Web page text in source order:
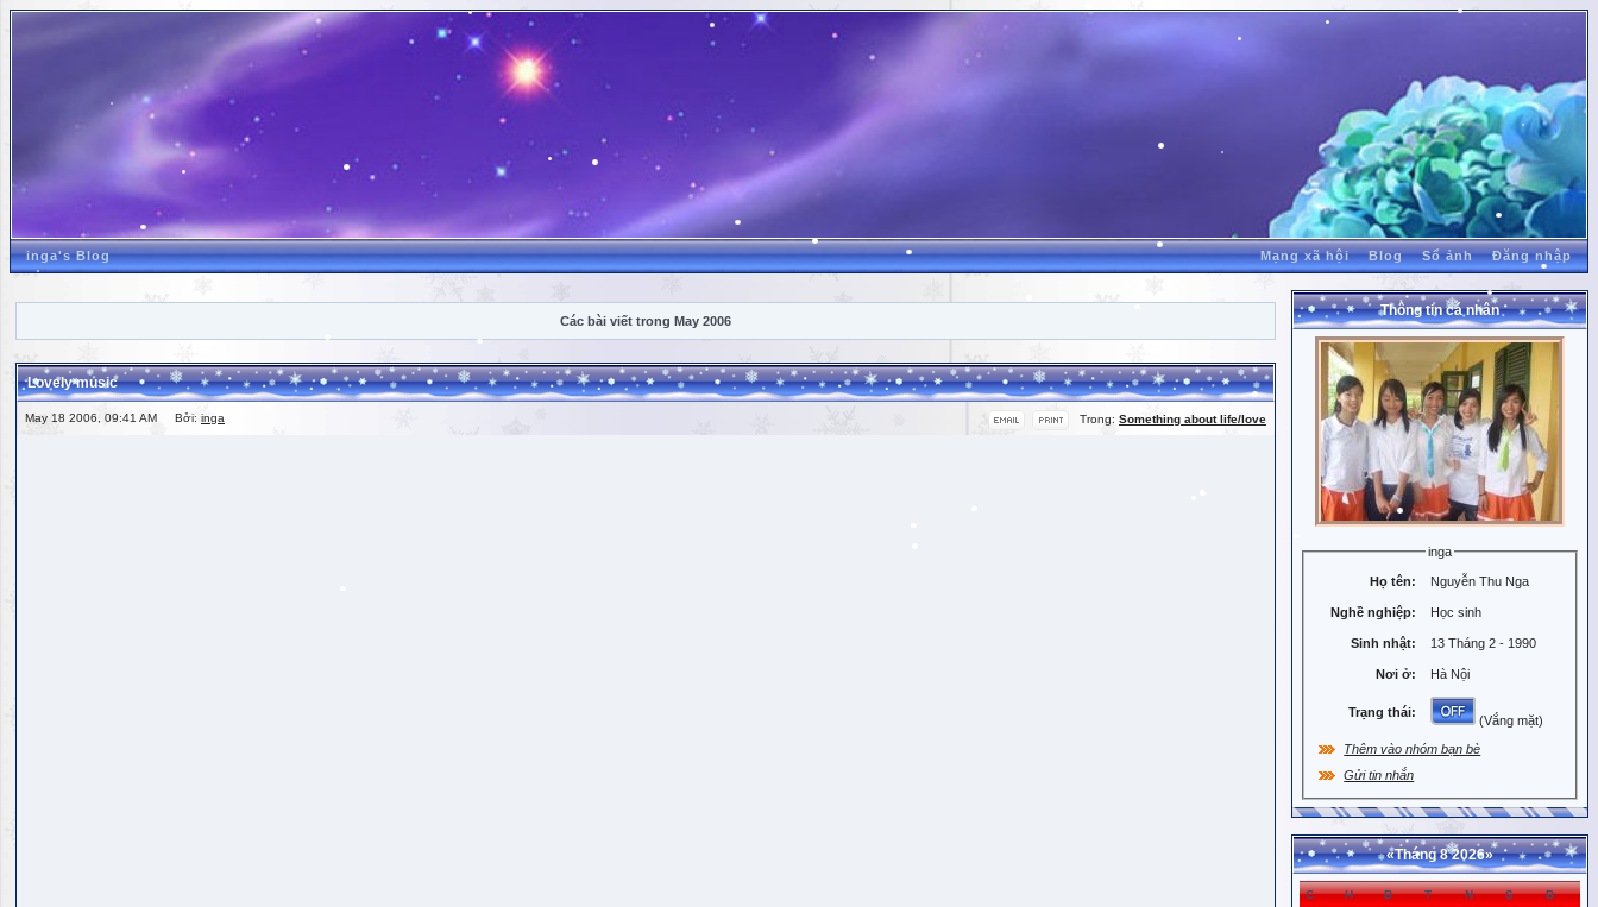
inga's Blog Mạng xã hội Blog Sổ ảnh Đăng nhập
Các bài viết trong May 2006
Lovely music
Trong: Something about life/love
May 18 2006, 09:41 AM Bởi: inga
Thông tin cá nhân
inga
Họ tên: Nguyễn Thu Nga
Nghề nghiệp: Học sinh
Sinh nhật: 13 Tháng 2 - 1990
Nơi ở: Hà Nội
Trạng thái:
(Vắng mặt)
Thêm vào nhóm bạn bè
Gửi tin nhắn
«Tháng 8 2026»
C H B T N S B